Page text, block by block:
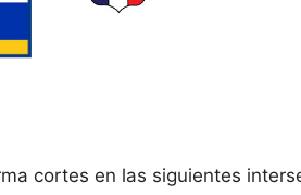
cortes en las siguientes